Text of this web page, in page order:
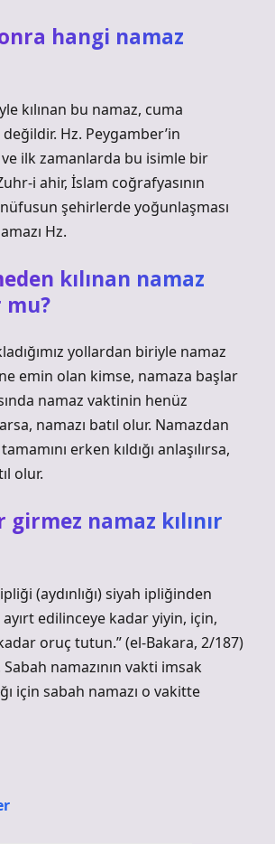
hangi namaz
kılınan bu namaz, cuma
Hz. Peygamber’in
ilk zamanlarda bu isimle bir
i ahir, İslam coğrafyasının
şehirlerde yoğunlaşması
Hz.
kılınan namaz
yollardan biriyle namaz
emin olan kimse, namaza başlar
namaz vaktinin henüz
namazı batıl olur. Namazdan
erken kıldığı anlaşılırsa,
olur.
namaz kılınır
(aydınlığı) siyah ipliğinden
ayırt edilinceye kadar yiyin, için,
oruç tutun.” (el-Bakara, 2/187)
namazının vakti imsak
için sabah namazı o vakitte